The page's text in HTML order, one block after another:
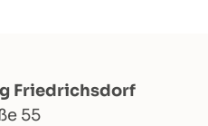
Friedrichsdorf
55